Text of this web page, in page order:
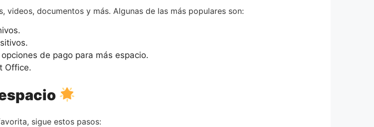
documentos y más. Algunas de las más populares son:
de pago para más espacio.
Office.
sigue estos pasos: